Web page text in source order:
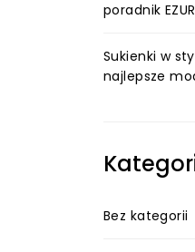
poradnik
Sukienki w
najlepsze
Bez kategorii